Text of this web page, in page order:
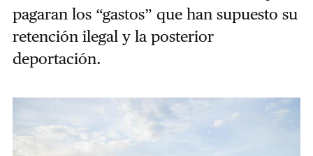
pagaran los “gastos” que han supuesto su
retención ilegal y la posterior
deportación.